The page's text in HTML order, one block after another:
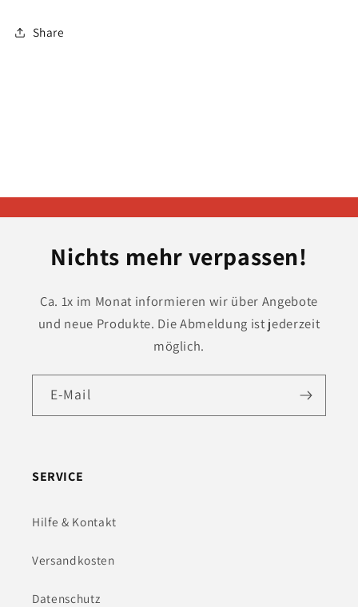
Share
Nichts mehr verpassen!
Ca. 1x im Monat informieren wir über Angebote
und neue Produkte. Die Abmeldung ist jederzeit
möglich.
E-Mail
SERVICE
Hilfe & Kontakt
Versandkosten
Datenschutz